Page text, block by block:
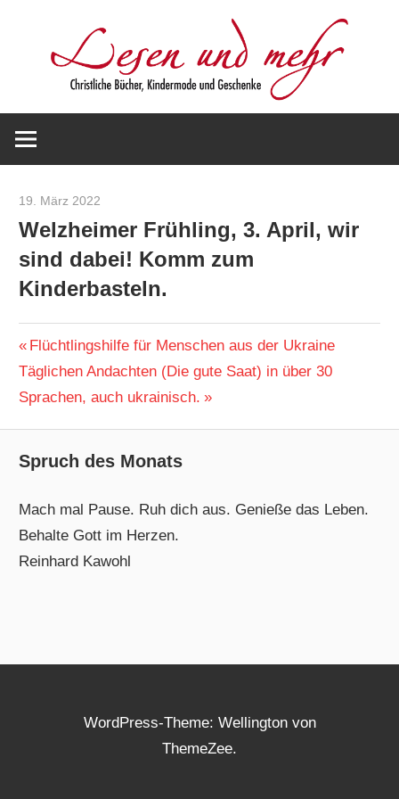
springen
mehr
Christliche
Kindermode
19. März 2022
Welzheimer Frühling, 3. April, wir
sind dabei! Komm zum
Kinderbasteln.
ALLGEMEIN
Beitragsnavigation
Vorheriger
Beitrag:
Flüchtlingshilfe für Menschen aus der Ukraine
Nächster
Beitrag:
Täglichen Andachten (Die gute Saat) in über 30
Sprachen, auch ukrainisch.
Spruch des Monats
Mach mal Pause. Ruh dich aus. Genieße das Leben.
Behalte Gott im Herzen.
Reinhard Kawohl
WordPress-Theme: Wellington von
ThemeZee.